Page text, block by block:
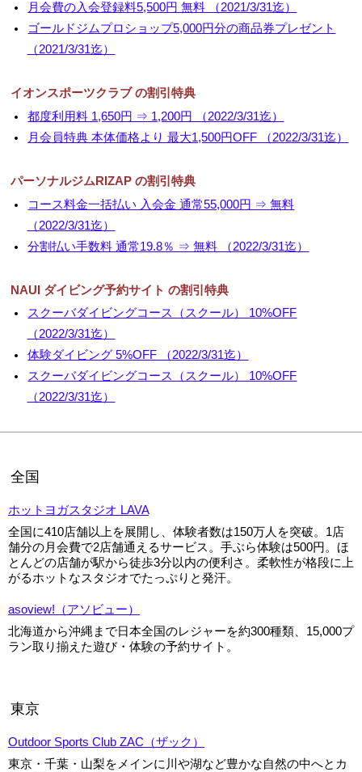
月会費の入会登録料5,500円 無料 （2021/3/31迄）
ゴールドジムプロショップ5,000円分の商品券プレゼント
（2021/3/31迄）
イオンスポーツクラブ の割引特典
都度利用料 1,650円 ⇒ 1,200円 （2022/3/31迄）
月会員特典 本体価格より 最大1,500円OFF （2022/3/31迄）
パーソナルジムRIZAP の割引特典
コース料金一括払い 入会金 通常55,000円 ⇒ 無料
（2022/3/31迄）
分割払い手数料 通常19.8％ ⇒ 無料 （2022/3/31迄）
NAUI ダイビング予約サイト の割引特典
スクーバダイビングコース（スクール） 10%OFF
（2022/3/31迄）
体験ダイビング 5%OFF （2022/3/31迄）
スクーバダイビングコース（スクール） 10%OFF
（2022/3/31迄）
全国
ホットヨガスタジオ LAVA
全国に410店舗以上を展開し、体験者数は150万人を突破。1店
舗分の月会費で2店舗通えるサービス。手ぶら体験は500円。ほ
とんどの店舗が駅から徒歩3分以内の便利さ。柔軟性が格段に上
がるホットなスタジオでたっぷりと発汗。
asoview!（アソビュー）
北海道から沖縄まで日本全国のレジャーを約300種類、15,000プ
ラン取り揃えた遊び・体験の予約サイト。
東京
Outdoor Sports Club ZAC（ザック）
東京・千葉・山梨をメインに川や湖など豊かな自然の中へとカ